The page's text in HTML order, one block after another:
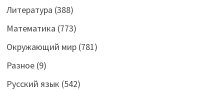
Литература (388)
Математика (773)
Окружающий мир(781)
Разное(9)
Русский язык (542)